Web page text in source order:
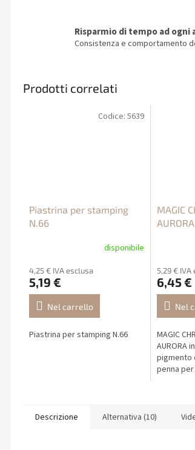
Risparmio di tempo ad ogni
Consistenza e comportamento
Prodotti correlati
Piastrina per stamping
N.66
disponibile
4,25 € IVA esclusa
5,19 €
Nel carrello
Piastrina per stamping N.66
Codice: 5639
MAGIC
5,29 € IVA
6,45 €
Nel
MAGIC
AURORA
pigmento
penna
Descrizione Alternativa (10)